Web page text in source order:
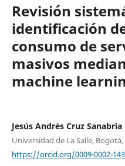
Revisión
identificación
consumo de
masivos
machine
Jesús Andrés Cruz Sanabria
Universidad de La Salle,
https://orcid.org/0009-0002-